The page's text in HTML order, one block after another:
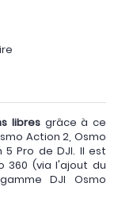
libres grâce à ce
Action 2, Osmo
Pro de DJI. Il est
360 (via l'ajout du
DJI Osmo